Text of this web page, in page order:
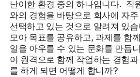
난이한 환경 중의 하나입니다.
직
와의 경험을 바탕으로 회사에 자주
선택하고 있는 것으로 알려져 있
모아 목표를 공유하고, 과제를 함
일을 아우를 수 있는 문화를 만듭
이 원격으로 함께 작업하는 경험과
를 하게 되면 어떻게 합니까?